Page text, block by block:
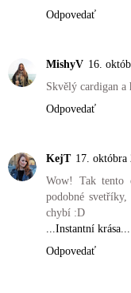
Odpovedať
MishyV 16.
Skvělý cardigan
Odpovedať
KejT 17. októbra
Wow! Tak tento
podobné
chybí :D
...Instantní krása...
Odpovedať